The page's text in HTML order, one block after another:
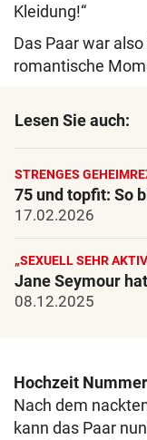
Kleidung!“
Das Paar war
romantische
Lesen Sie auch:
STRENGES
75 und topfit: So
17.02.2026
„SEXUELL SEHR
Jane Seymour
08.12.2025
Hochzeit
Nach dem
kann das Paar